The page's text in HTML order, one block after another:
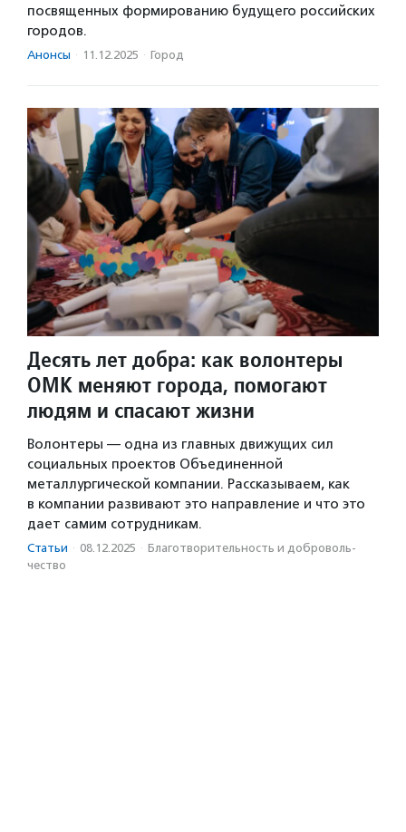
посвященных формированию будущего российских
городов.
Анонсы · 11.12.2025 · Город
Десять лет добра: как волонтеры
ОМК меняют города, помогают
людям и спасают жизни
Волонтеры — одна из главных движущих сил
социальных проектов Объединенной
металлургической компании. Рассказываем, как
в компании развивают это направление и что это
дает самим сотрудникам.
Статьи · 08.12.2025 · Благотвори­тель­ность и доброволь­
чест­во